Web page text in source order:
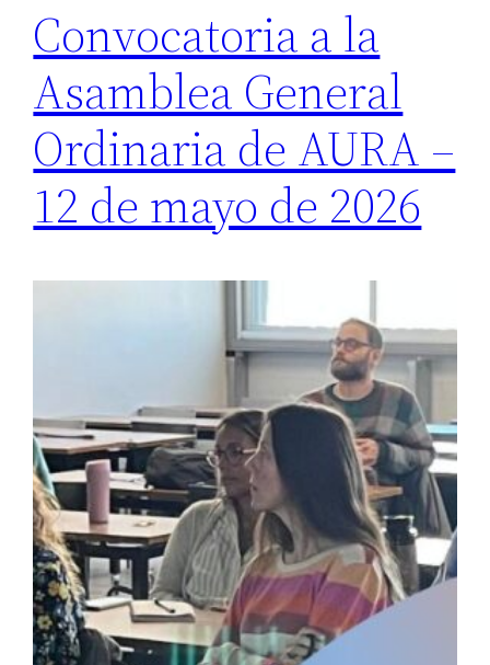
Convocatoria a la
Asamblea General
Ordinaria de AURA –
12 de mayo de 2026